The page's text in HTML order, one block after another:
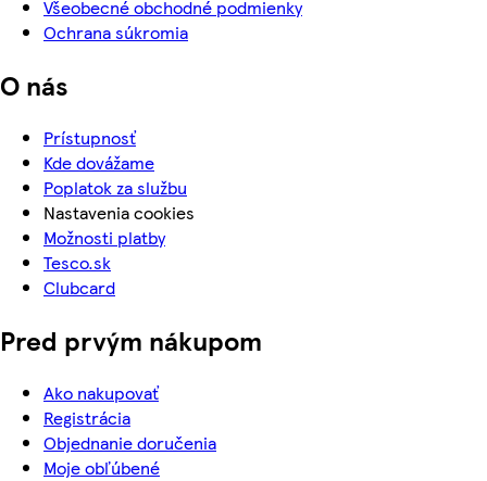
Všeobecné obchodné podmienky
Ochrana súkromia
O nás
Prístupnosť
Kde dovážame
Poplatok za službu
Nastavenia cookies
Možnosti platby
Tesco.sk
Clubcard
Pred prvým nákupom
Ako nakupovať
Registrácia
Objednanie doručenia
Moje obľúbené